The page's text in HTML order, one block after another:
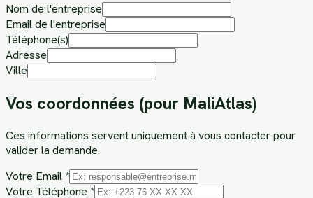
Nom de l'entreprise
Email de l'entreprise
Téléphone(s)
Adresse
Ville
Vos coordonnées (pour MaliAtlas)
Ces informations servent uniquement à vous contacter pour
valider la demande.
Votre Email *
Votre Téléphone *